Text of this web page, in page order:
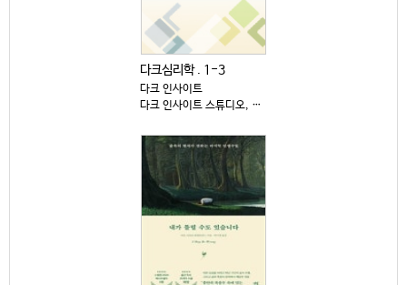
다크심리학 . 1-3
다크 인사이트
다크 인사이트 스튜디오, 2025